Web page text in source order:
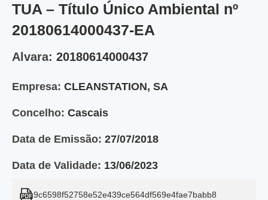
TUA – Título Único Ambiental nº
20180614000437-EA
Alvara: 20180614000437
Empresa: CLEANSTATION, SA
Concelho: Cascais
Data de Emissão: 27/07/2018
Data de Validade: 13/06/2023
9c6598f52758e52e439ce564df569e4fae7babb8